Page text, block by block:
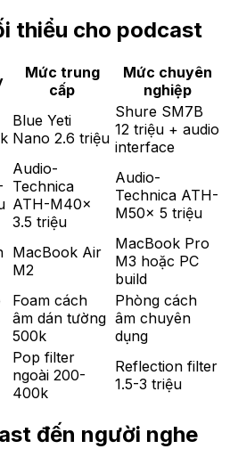
thiểu cho podcast
Mức trung
cấp
Mức chuyên
nghiệp
Blue Yeti
Nano 2.6 triệu
Shure SM7B
12 triệu + audio
interface
Audio-
Technica
ATH-M40x
3.5 triệu
Audio-
Technica ATH-
M50x 5 triệu
MacBook Air
M2
MacBook Pro
M3 hoặc PC
build
Foam cách
âm dán tường
500k
Phòng cách
âm chuyên
dụng
Pop filter
ngoài 200-
400k
Reflection filter
1.5-3 triệu
đến người nghe